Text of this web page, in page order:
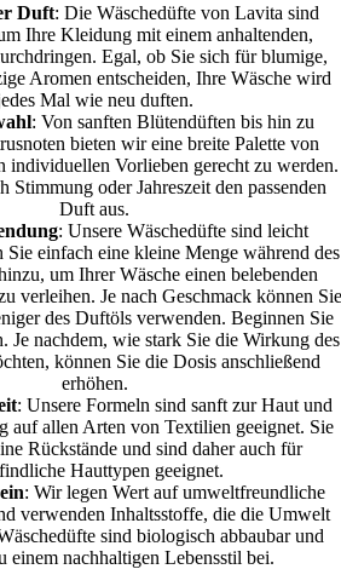
Duft: Die Wäschedüfte von Lavita sind
Ihre Kleidung mit einem anhaltenden,
Egal, ob Sie sich für blumige,
Aromen entscheiden, Ihre Wäsche wird
Mal wie neu duften.
: Von sanften Blütendüften bis hin zu
bieten wir eine breite Palette von
individuellen Vorlieben gerecht zu werden.
Stimmung oder Jahreszeit den passenden
Duft aus.
: Unsere Wäschedüfte sind leicht
Sie einfach eine kleine Menge während des
um Ihrer Wäsche einen belebenden
verleihen. Je nach Geschmack können Sie
des Duftöls verwenden. Beginnen Sie
Je nachdem, wie stark Sie die Wirkung des
können Sie die Dosis anschließend
erhöhen.
: Unsere Formeln sind sanft zur Haut und
auf allen Arten von Textilien geeignet. Sie
Rückstände und sind daher auch für
Hauttypen geeignet.
: Wir legen Wert auf umweltfreundliche
verwenden Inhaltsstoffe, die die Umwelt
sind biologisch abbaubar und
einem nachhaltigen Lebensstil bei.